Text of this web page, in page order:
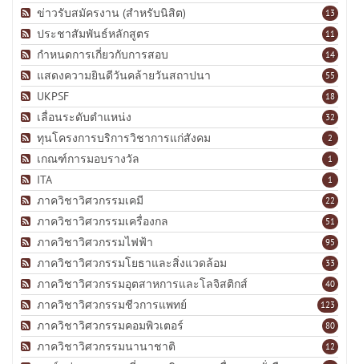
13
ข่าวรับสมัครงาน (สำหรับนิสิต)
11
ประชาสัมพันธ์หลักสูตร
14
กำหนดการเกี่ยวกับการสอบ
55
แสดงความยินดีวันคล้ายวันสถาปนา
18
UKPSF
32
เลื่อนระดับตำแหน่ง
2
ทุนโครงการบริการวิชาการแก่สังคม
1
เกณฑ์การมอบรางวัล
1
ITA
22
ภาควิชาวิศวกรรมเคมี
51
ภาควิชาวิศวกรรมเครื่องกล
95
ภาควิชาวิศวกรรมไฟฟ้า
33
ภาควิชาวิศวกรรมโยธาและสิ่งแวดล้อม
40
ภาควิชาวิศวกรรมอุตสาหการและโลจิสติกส์
123
ภาควิชาวิศวกรรมชีวการแพทย์
80
ภาควิชาวิศวกรรมคอมพิวเตอร์
12
ภาควิชาวิศวกรรมนานาชาติ